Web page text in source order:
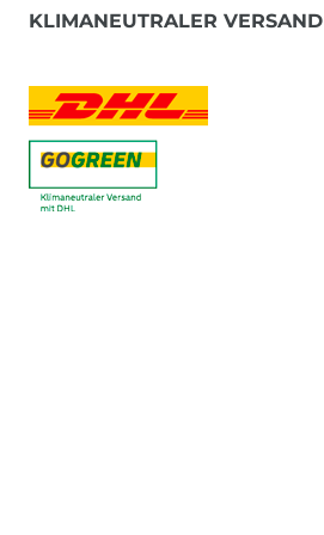
KLIMANEUTRALER VERSAND